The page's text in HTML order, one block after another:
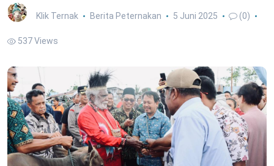
Klik Ternak Berita Peternakan 5 Juni 2025 (0)
537 Views